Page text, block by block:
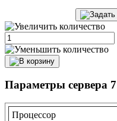
Параметры сервера
Процессор